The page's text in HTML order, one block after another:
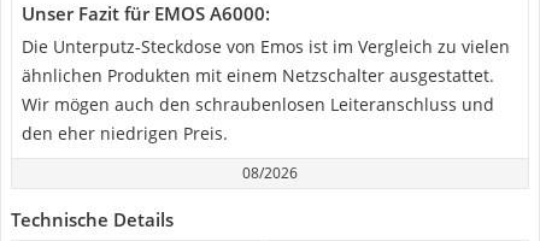
Unser Fazit für EMOS A6000:
Die Unterputz-Steckdose von Emos ist im Vergleich zu vielen
ähnlichen Produkten mit einem Netzschalter ausgestattet.
Wir mögen auch den schraubenlosen Leiteranschluss und
den eher niedrigen Preis.
08/2026
Technische Details